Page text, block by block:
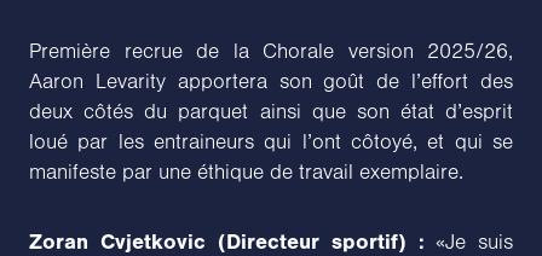
Première recrue de la Chorale version 2025/26,
Aaron Levarity apportera son goût de l’effort des
deux côtés du parquet ainsi que son état d’esprit
loué par les entraineurs qui l’ont côtoyé, et qui se
manifeste par une éthique de travail exemplaire.
Zoran Cvjetkovic (Directeur sportif) : «Je suis